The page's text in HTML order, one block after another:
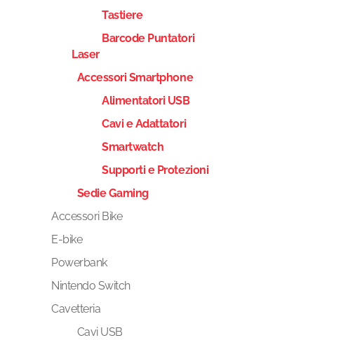
Tastiere
Barcode Puntatori
Laser
Accessori Smartphone
Alimentatori USB
Cavi e Adattatori
Smartwatch
Supporti e Protezioni
Sedie Gaming
Accessori Bike
E-bike
Powerbank
Nintendo Switch
Cavetteria
Cavi USB